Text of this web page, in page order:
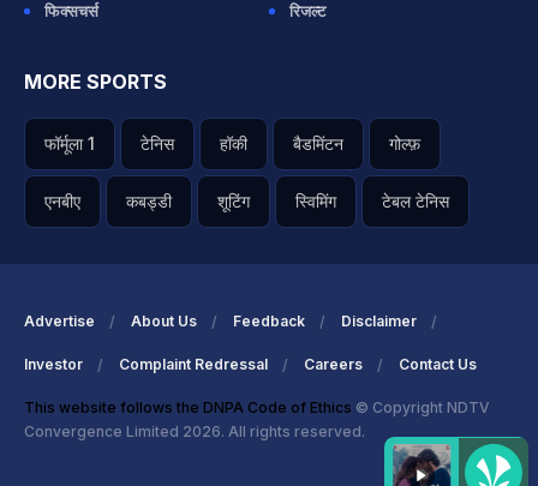
फिक्सचर्स
रिजल्ट
MORE SPORTS
फॉर्मूला 1 टेनिस हॉकी बैडमिंटन गोल्फ़
एनबीए कबड्डी शूटिंग स्विमिंग टेबल टेनिस
Advertise About Us Feedback Disclaimer
Investor Complaint Redressal Careers Contact Us
This website follows the DNPA Code of Ethics © Copyright NDTV
Convergence Limited 2026. All rights reserved.